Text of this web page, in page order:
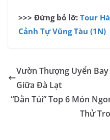
>>> Đừng bỏ lỡ: Tour
Cảnh Tự Vũng Tàu (1N)
Vườn Thượng Uyển
Giữa Đà Lạt
“Dằn Túi” Top 6 Món
Thử